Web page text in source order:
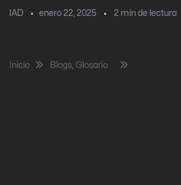
IAD enero 22, 2025 2 min de lectura
Inicio Blogs Glosario